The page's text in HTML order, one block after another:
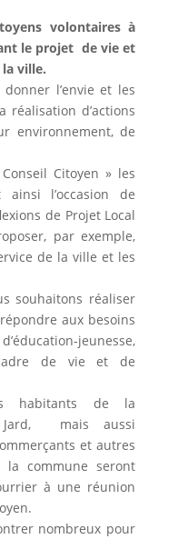
volontaires à
le projet de vie et
ville.
l’envie et les
réalisation d’actions
environnement, de
Citoyen » les
ainsi l’occasion de
de Projet Local
par exemple,
de la ville et les
souhaitons réaliser
aux besoins
jeunesse,
de vie et de
habitants de la
Jard, mais aussi
et autres
commune seront
à une réunion
nombreux pour